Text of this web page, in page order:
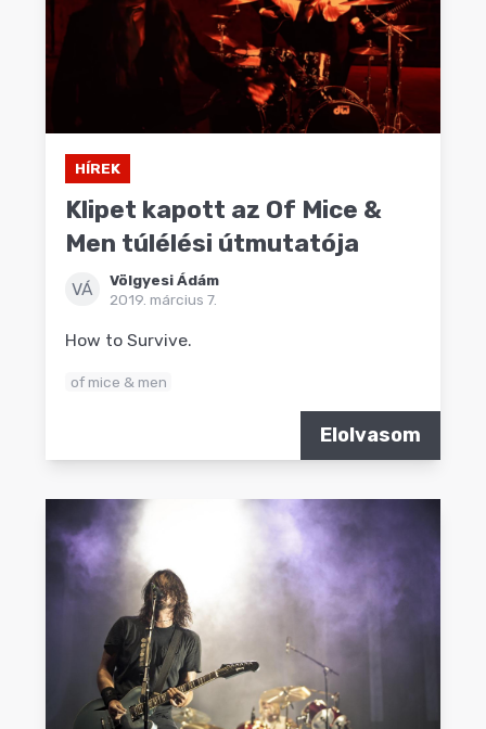
HÍREK
Klipet kapott az Of Mice &
Men túlélési útmutatója
VÁ
Völgyesi Ádám
2019. március 7.
How to Survive.
of mice & men
Elolvasom